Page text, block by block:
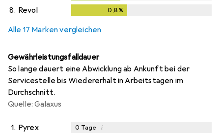
8. Revol 0,8 %
Alle 17 Marken vergleichen
Gewährleistungsfalldauer
So lange dauert eine Abwicklung ab Ankunft bei der
Servicestelle bis Wiedererhalt in Arbeitstagen im
Durchschnitt.
Quelle: Galaxus
1. Pyrex 0 Tage i